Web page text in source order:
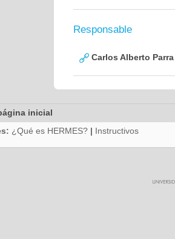
Responsable
Carlos Alberto
inicial
¿Qué es HERMES? | Instructivos